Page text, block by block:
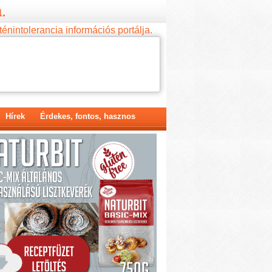
információs portálja.
Hírek Érdekes, fontos, hasznos